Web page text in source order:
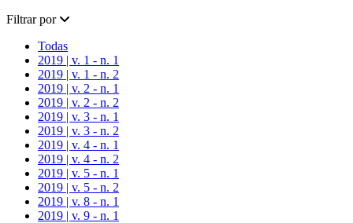
Filtrar por
Todas
2019 | v. 1 - n. 1
2019 | v. 1 - n. 2
2019 | v. 2 - n. 1
2019 | v. 2 - n. 2
2019 | v. 3 - n. 1
2019 | v. 3 - n. 2
2019 | v. 4 - n. 1
2019 | v. 4 - n. 2
2019 | v. 5 - n. 1
2019 | v. 5 - n. 2
2019 | v. 8 - n. 1
2019 | v. 9 - n. 1